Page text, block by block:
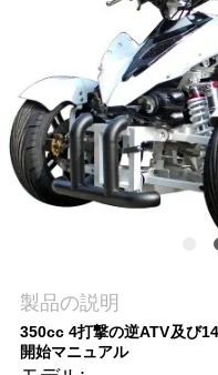
理
私
連
絡
製品の説明
350cc 4打撃の逆ATV及び
開始マニュアル